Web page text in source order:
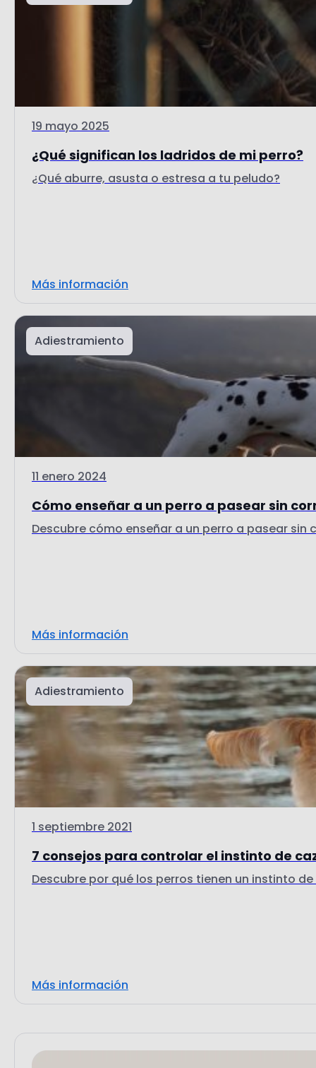
19 mayo 2025
¿Qué significan los ladridos de mi perro?
¿Qué aburre, asusta o estresa a tu peludo?
Más información
Adiestramiento
11 enero 2024
Cómo enseñar a un perro a pasear sin
Descubre cómo enseñar a un perro a pasear sin
Más información
Adiestramiento
1 septiembre 2021
7 consejos para controlar el instinto de
Descubre por qué los perros tienen un instinto
Más información